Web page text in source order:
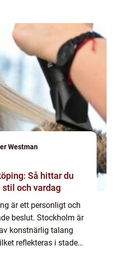
Westman
Så hittar du
och vardag
är ett personligt och
beslut. Stockholm är
konstnärlig talang
reflekteras i stadens